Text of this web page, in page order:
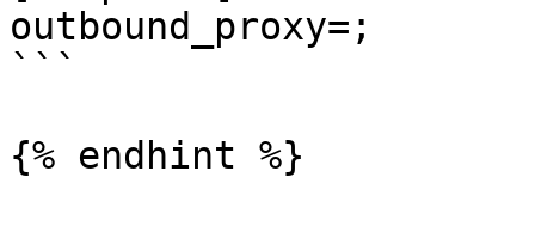
outbound_proxy=;
```
{% endhint %}